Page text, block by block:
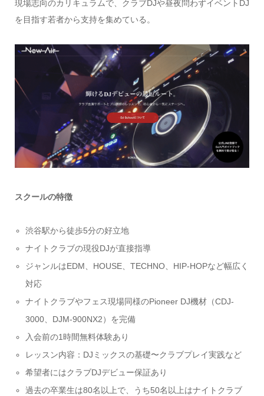
現場志向のカリキュラムで、クラブDJや昼夜問わずイベントDJ
を目指す若者から支持を集めている。
スクールの特徴
渋谷駅から徒歩5分の好立地
ナイトクラブの現役DJが直接指導
ジャンルはEDM、HOUSE、TECHNO、HIP-HOPなど幅広く
対応
ナイトクラブやフェス現場同様のPioneer DJ機材（CDJ-
3000、DJM-900NX2）を完備
入会前の1時間無料体験あり
レッスン内容：DJミックスの基礎〜クラブプレイ実践など
希望者にはクラブDJデビュー保証あり
過去の卒業生は80名以上で、うち50名以上はナイトクラブ